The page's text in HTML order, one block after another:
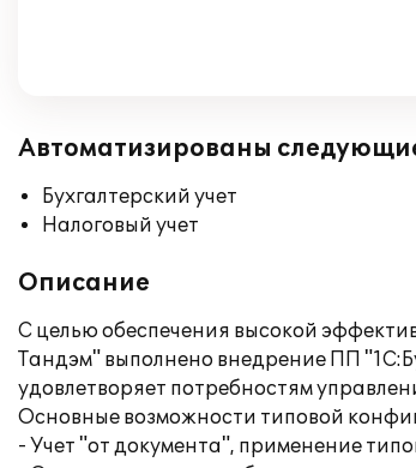
Автоматизированы
Бухгалтерский учет
Налоговый учет
Описание
С целью обеспечения высокой
Тандэм" выполнено внедрение ПП
удовлетворяет потребностям
Основные возможности типовой
- Учет "от документа", применение